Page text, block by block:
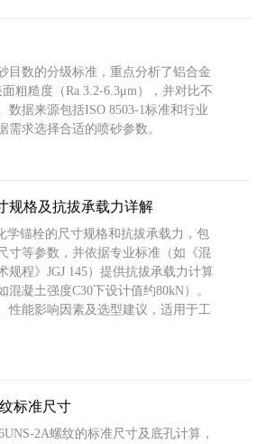
目数的分级标准，重点分析了铝合金
粗糙度（Ra 3.2-6.3μm），并对比不
数据来源包括ISO 8503-1标准和行业
需求选择合适的喷砂参数。
规格及抗拔承载力详解
学锚栓的尺寸规格和抗拔承载力，包
寸等参数，并依据专业标准（如《混
规程》JGJ 145）提供抗拔承载力计算
混凝土强度C30下设计值约80kN）。
性能影响因素及选型建议，适用于工
标准尺寸
2A螺纹的标准尺寸及底孔计算，